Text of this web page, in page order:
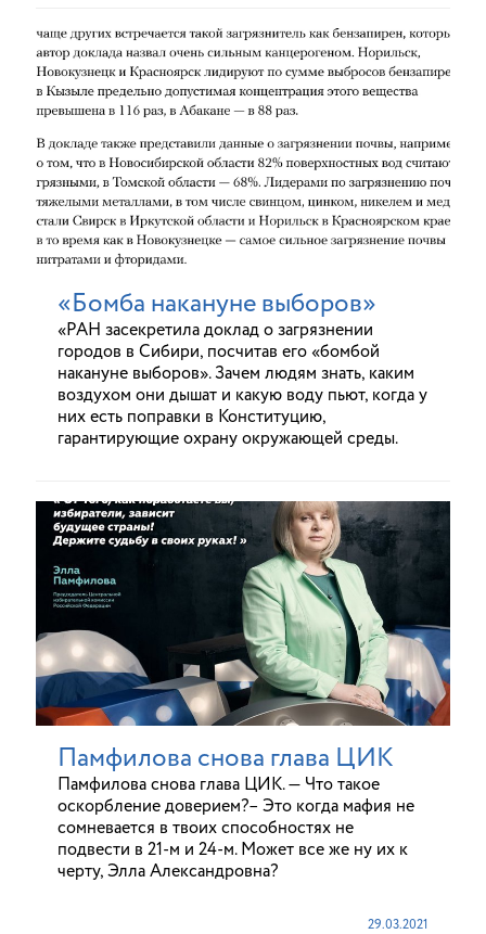
«Бомба накануне выборов»
«РАН засекретила доклад о загрязнении
городов в Сибири, посчитав его «бомбой
накануне выборов». Зачем людям знать, каким
воздухом они дышат и какую воду пьют, когда у
них есть поправки в Конституцию,
гарантирующие охрану окружающей среды.
Памфилова снова глава ЦИК
Памфилова снова глава ЦИК. — Что такое
оскорбление доверием?– Это когда мафия не
сомневается в твоих способностях не
подвести в 21-м и 24-м. Может все же ну их к
черту, Элла Александровна?
29.03.2021